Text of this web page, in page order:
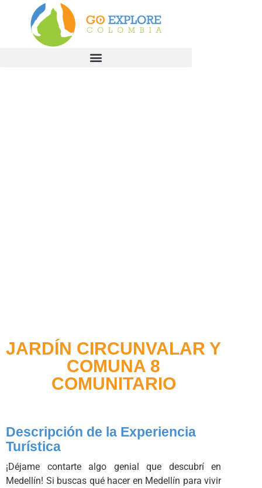
JARDÍN CIRCUNVALAR Y
COMUNA 8
COMUNITARIO
Descripción de la Experiencia
Turística
¡Déjame contarte algo genial que descubrí en
Medellín! Si buscas qué hacer en Medellín para vivir